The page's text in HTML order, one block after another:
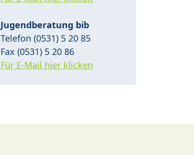
Jugendberatung bib
Telefon (0531) 5 20 85
Fax (0531) 5 20 86
Für E-Mail hier klicken